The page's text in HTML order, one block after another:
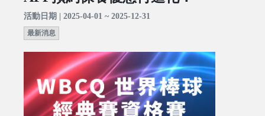
活動日期 | 2025-04-01 ~ 2025-12-31
最新消息